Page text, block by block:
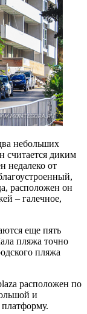
небольших
диким
недалеко от
расположен он
– галечное,
еще пять
пляжа точно
пляжа
расположен по
и